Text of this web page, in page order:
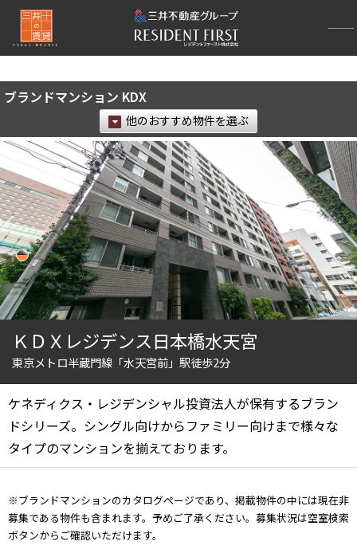
ブランドマンション KDX
他のおすすめ物件を選ぶ
ＫＤＸレジデンス日本橋水天宮
東京メトロ半蔵門線「水天宮前」駅徒歩2分
ケネディクス・レジデンシャル投資法人が保有するブラン
ドシリーズ。シングル向けからファミリー向けまで様々な
タイプのマンションを揃えております。
※ブランドマンションのカタログページであり、掲載物件の中には現在非
募集である物件も含まれます。予めご了承ください。募集状況は空室検索
ボタンからご確認いただけます。
再検索ナビゲーション
〜
管理費/共益費含む
礼金なし
敷金なし
礼金１ヶ月以下
フリーレント付き
間取り
1R〜1K
1DK〜1LDK
2LDK
3LDK
4LDK〜
専有面積
〜
築年数